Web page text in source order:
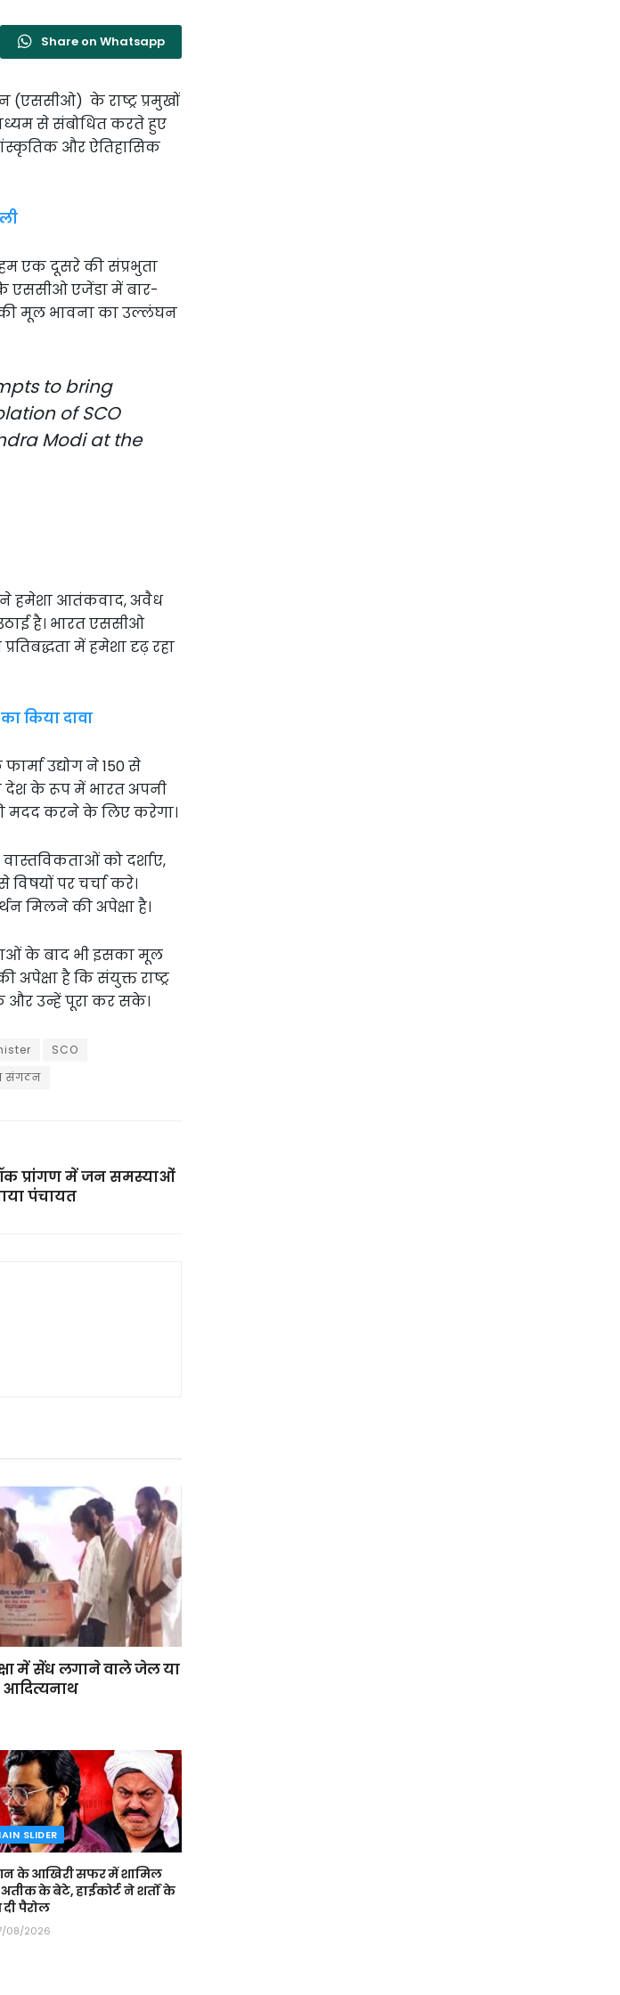
Share on Whatsapp
(एससीओ) के राष्ट्र प्रमुखों
से संबोधित करते हुए
और ऐतिहासिक
एक दूसरे की संप्रभुता
एससीओ एजेंडा में बार-
मूल भावना का उल्लंघन
to bring
of SCO
Modi at the
हमेशा आतंकवाद, अवैध
है। भारत एससीओ
में हमेशा दृढ़ रहा
किया दावा
उद्योग ने 150 से
देश के रूप में भारत अपनी
मदद करने के लिए करेगा।
को दर्शाए,
पर चर्चा करे।
मिलने की अपेक्षा है।
के बाद भी इसका मूल
अपेक्षा है कि संयुक्त राष्ट्र
उन्हें पूरा कर सके।
SCO
संगठन
प्रांगण में जन समस्याओं
पंचायत
में सेंध लगाने वाले जेल या
आदित्यनाथ
SLIDER
के आखिरी सफर में शामिल
के बेटे, हाईकोर्ट ने शर्तों के
पैरोल
08/2026